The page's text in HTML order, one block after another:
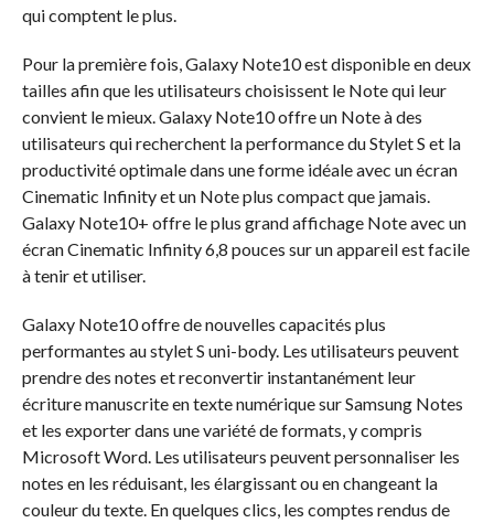
qui comptent le plus.
Pour la première fois, Galaxy Note10 est disponible en deux
tailles afin que les utilisateurs choisissent le Note qui leur
convient le mieux. Galaxy Note10 offre un Note à des
utilisateurs qui recherchent la performance du Stylet S et la
productivité optimale dans une forme idéale avec un écran
Cinematic Infinity et un Note plus compact que jamais.
Galaxy Note10+ offre le plus grand affichage Note avec un
écran Cinematic Infinity 6,8 pouces sur un appareil est facile
à tenir et utiliser.
Galaxy Note10 offre de nouvelles capacités plus
performantes au stylet S uni-body. Les utilisateurs peuvent
prendre des notes et reconvertir instantanément leur
écriture manuscrite en texte numérique sur Samsung Notes
et les exporter dans une variété de formats, y compris
Microsoft Word. Les utilisateurs peuvent personnaliser les
notes en les réduisant, les élargissant ou en changeant la
couleur du texte. En quelques clics, les comptes rendus de